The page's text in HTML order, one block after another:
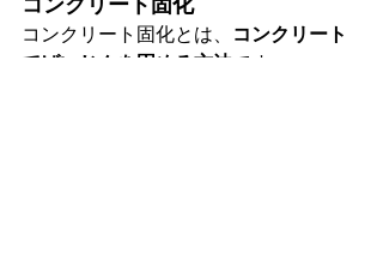
コンクリート固化とは、
コンクリート
でばいじんを固める方法 です。